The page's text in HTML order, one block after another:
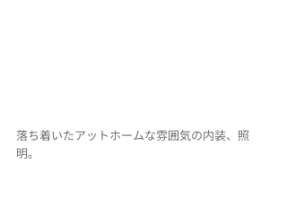
落ち着いたアットホームな雰囲気の内装、照
明。